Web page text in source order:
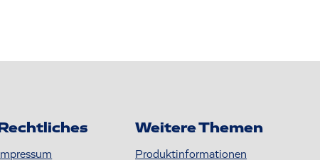
Rechtliches
Impressum
Weitere Themen
Produktinformationen